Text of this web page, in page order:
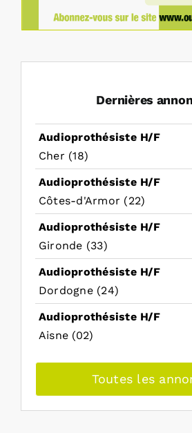
Dernières
Audioprothésiste H/F
Cher (18)
Audioprothésiste H/F
Côtes-d'Armor (22)
Audioprothésiste H/F
Gironde (33)
Audioprothésiste H/F
Dordogne (24)
Audioprothésiste H/F
Aisne (02)
Toutes les